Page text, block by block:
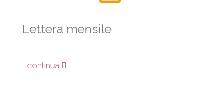
Lettera mensile
continua